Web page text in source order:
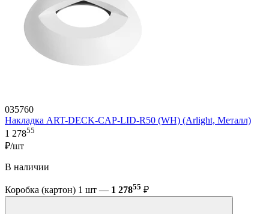
035760
Накладка ART-DECK-CAP-LID-R50 (WH) (Arlight, Металл)
1 27855
₽/шт
В наличии
Коробка (картон) 1 шт — 1 27855 ₽